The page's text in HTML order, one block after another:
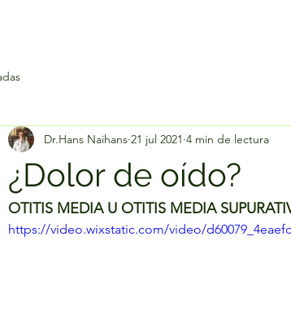
¿Dolor de oído?
Dr.Hans Naihans 21 jul 2021 4 min de lectura
OTITIS MEDIA U OTITIS MEDIA
https://video.wixstatic.com/video/